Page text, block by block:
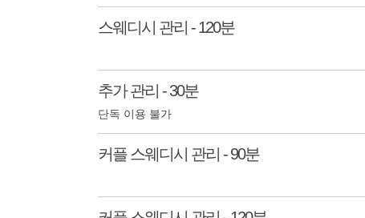
스웨디시 관리 - 120분
추가 관리 - 30분
단독 이용 불가
커플 스웨디시 관리 - 90분